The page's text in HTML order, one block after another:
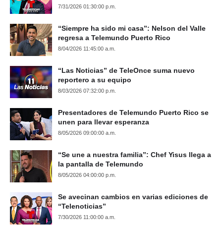
7/31/2026 01:30:00 p.m.
“Siempre ha sido mi casa”: Nelson del Valle
regresa a Telemundo Puerto Rico
8/04/2026 11:45:00 a.m.
“Las Noticias” de TeleOnce suma nuevo
reportero a su equipo
8/03/2026 07:32:00 p.m.
Presentadores de Telemundo Puerto Rico se
unen para llevar esperanza
8/05/2026 09:00:00 a.m.
“Se une a nuestra familia”: Chef Yisus llega a
la pantalla de Telemundo
8/05/2026 04:00:00 p.m.
Se avecinan cambios en varias ediciones de
“Telenoticias”
7/30/2026 11:00:00 a.m.